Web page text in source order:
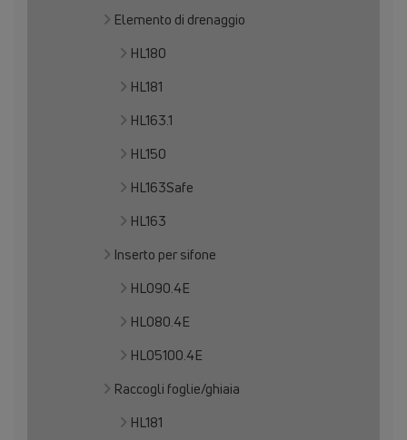
Elemento di drenaggio
HL180
HL181
HL163.1
HL150
HL163Safe
HL163
Inserto per sifone
HL090.4E
HL080.4E
HL05100.4E
Raccogli foglie/ghiaia
HL181